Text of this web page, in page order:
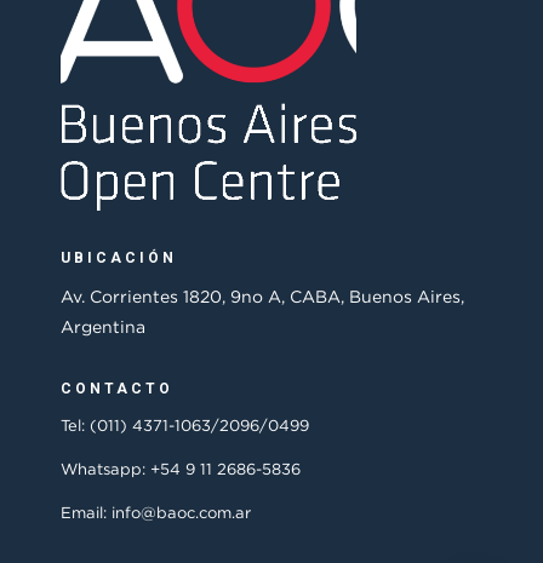
UBICACIÓN
Av. Corrientes 1820, 9no A, CABA, Buenos Aires,
Argentina
CONTACTO
Tel: (011) 4371-1063/2096/0499
Whatsapp: +54 9 11 2686-5836
Email: info@baoc.com.ar